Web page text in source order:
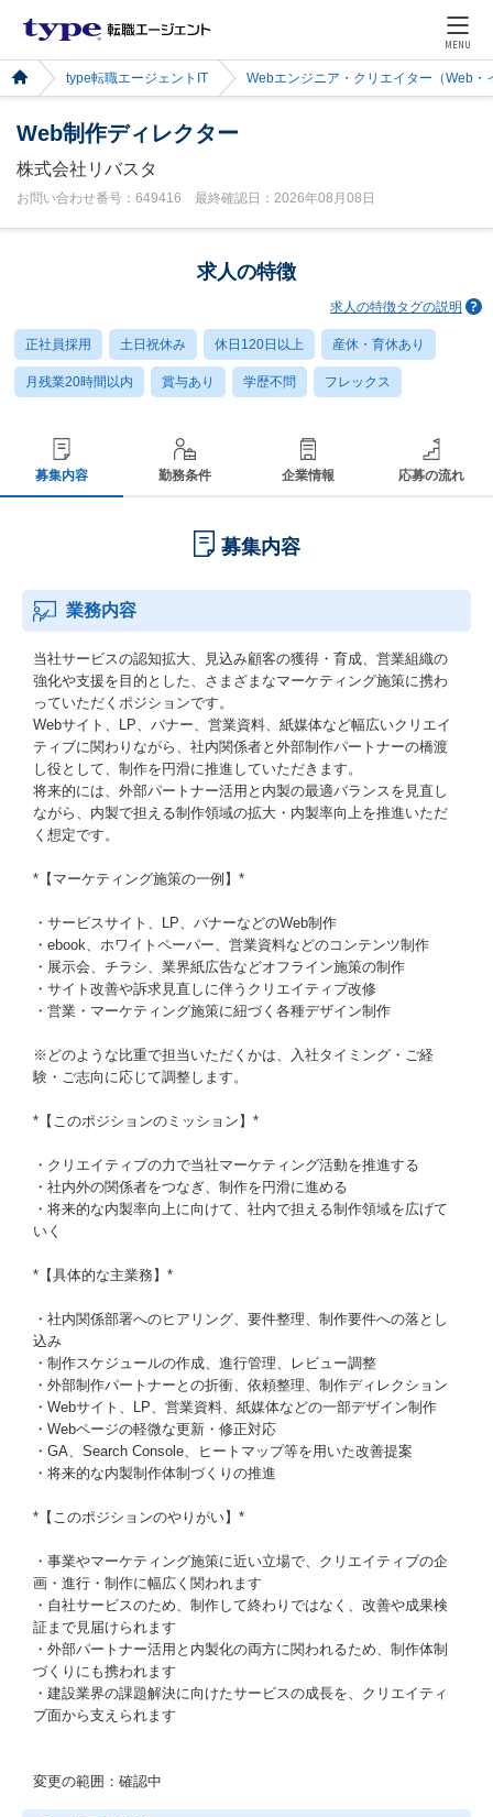
MENU
type転職エージェントIT Webエンジニア・クリエイター（Web・
Web制作ディレクター
株式会社リバスタ
お問い合わせ番号：649416 最終確認日：2026年08月08日
求人の特徴
求人の特徴タグの説明
正社員採用 土日祝休み 休日120日以上 産休・育休あり
月残業20時間以内 賞与あり 学歴不問 フレックス
募集内容 勤務条件 企業情報 応募の流れ
募集内容
業務内容
当社サービスの認知拡大、見込み顧客の獲得・育成、営業組織の
強化や支援を目的とした、さまざまなマーケティング施策に携わ
っていただくポジションです。
Webサイト、LP、バナー、営業資料、紙媒体など幅広いクリエイ
ティブに関わりながら、社内関係者と外部制作パートナーの橋渡
し役として、制作を円滑に推進していただきます。
将来的には、外部パートナー活用と内製の最適バランスを見直し
ながら、内製で担える制作領域の拡大・内製率向上を推進いただ
く想定です。
*【マーケティング施策の一例】*
・サービスサイト、LP、バナーなどのWeb制作
・ebook、ホワイトペーパー、営業資料などのコンテンツ制作
・展示会、チラシ、業界紙広告などオフライン施策の制作
・サイト改善や訴求見直しに伴うクリエイティブ改修
・営業・マーケティング施策に紐づく各種デザイン制作
※どのような比重で担当いただくかは、入社タイミング・ご経
験・ご志向に応じて調整します。
*【このポジションのミッション】*
・クリエイティブの力で当社マーケティング活動を推進する
・社内外の関係者をつなぎ、制作を円滑に進める
・将来的な内製率向上に向けて、社内で担える制作領域を広げて
いく
*【具体的な主業務】*
・社内関係部署へのヒアリング、要件整理、制作要件への落とし
込み
・制作スケジュールの作成、進行管理、レビュー調整
・外部制作パートナーとの折衝、依頼整理、制作ディレクション
・Webサイト、LP、営業資料、紙媒体などの一部デザイン制作
・Webページの軽微な更新・修正対応
・GA、Search Console、ヒートマップ等を用いた改善提案
・将来的な内製制作体制づくりの推進
*【このポジションのやりがい】*
・事業やマーケティング施策に近い立場で、クリエイティブの企
画・進行・制作に幅広く関われます
・自社サービスのため、制作して終わりではなく、改善や成果検
証まで見届けられます
・外部パートナー活用と内製化の両方に関われるため、制作体制
づくりにも携われます
・建設業界の課題解決に向けたサービスの成長を、クリエイティ
ブ面から支えられます
変更の範囲：確認中